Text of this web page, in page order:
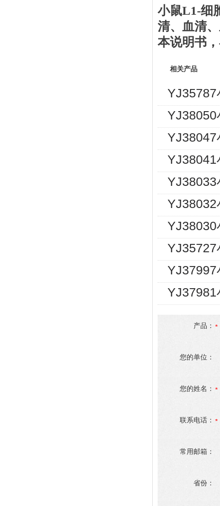
小鼠L1-细
清、血清
本说明书 ，
相关产品
YJ35787
YJ38050
YJ38047
YJ38041
YJ38033
YJ38032
YJ38030
YJ35727
YJ37997
YJ37981
产品：
您的单位：
您的姓名：
联系电话：
常用邮箱：
省份：